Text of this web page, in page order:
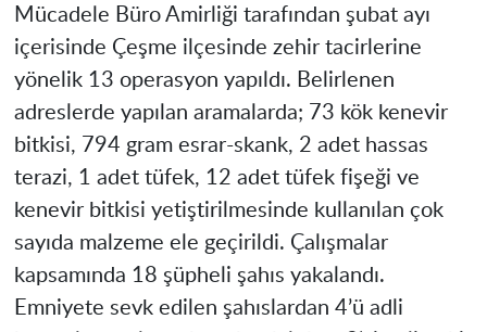
Mücadele Büro Amirliği tarafından şubat ayı
içerisinde Çeşme ilçesinde zehir tacirlerine
yönelik 13 operasyon yapıldı. Belirlenen
adreslerde yapılan aramalarda; 73 kök kenevir
bitkisi, 794 gram esrar-skank, 2 adet hassas
terazi, 1 adet tüfek, 12 adet tüfek fişeği ve
kenevir bitkisi yetiştirilmesinde kullanılan çok
sayıda malzeme ele geçirildi. Çalışmalar
kapsamında 18 şüpheli şahıs yakalandı.
Emniyete sevk edilen şahıslardan 4’ü adli